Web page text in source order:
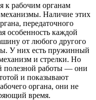
к рабочим органам
Наличие этих
передаточного
особенность каждой
от любого другого
У них есть пружинный
и стрелки. Но
полезной работы — они
и показывают
органа, они не
время.